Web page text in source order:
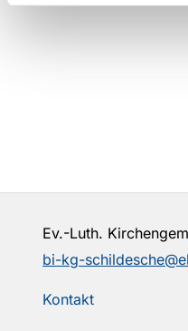
Ev.-Luth.
bi-kg-
Kontakt